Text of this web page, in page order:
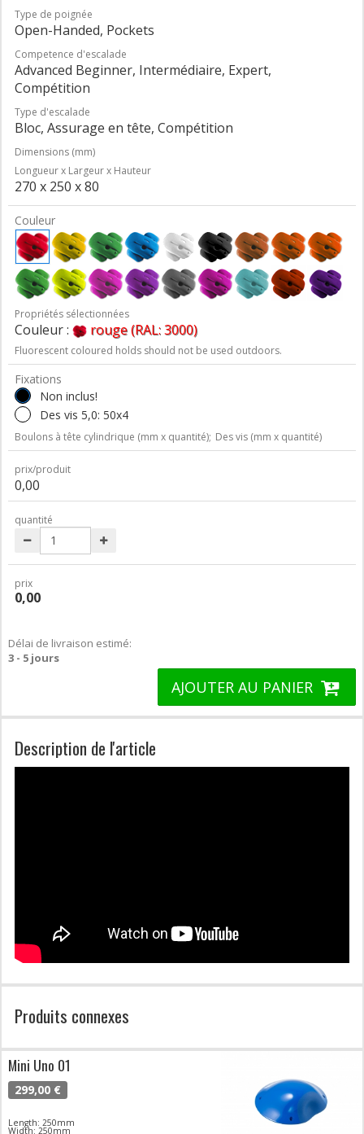
Type de poignée
Open-Handed, Pockets
Competence d'escalade
Advanced Beginner, Intermédiaire, Expert,
Compétition
Type d'escalade
Bloc, Assurage en tête, Compétition
Dimensions (mm)
Longueur x Largeur x Hauteur
270 x 250 x 80
Couleur
Propriétés sélectionnées
Couleur : rouge (RAL: 3000)
Fluorescent coloured holds should not be used outdoors.
Fixations
Non inclus!
Des vis 5,0: 50x4
Boulons à tête cylindrique (mm x quantité); Des vis (mm x quantité)
prix/produit
0,00
quantité
prix
0,00
Délai de livraison estimé:
3 - 5 jours
AJOUTER AU PANIER
Description de l'article
Produits connexes
Mini Uno 01
299,00 €
Length: 250mm
Width: 250mm